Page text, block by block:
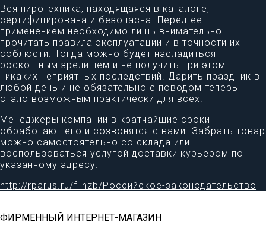
Вся пиротехника, находящаяся в каталоге,
сертифицирована и безопасна. Перед ее
применением необходимо лишь внимательно
прочитать правила эксплуатации и в точности их
соблюсти. Тогда можно будет насладиться
роскошным зрелищем и не получить при этом
никаких неприятных последствий. Дарить праздник в
любой день и не обязательно с поводом теперь
стало возможным практически для всех!
Менеджеры компании в кратчайшие сроки
обработают его и созвонятся с вами. Забрать товар
можно самостоятельно со склада или
воспользоваться услугой доставки курьером по
указанному адресу.
http://rparus.ru/f_nzb/Российское-законодательство
ФИРМЕННЫЙ ИНТЕРНЕТ-МАГАЗИН